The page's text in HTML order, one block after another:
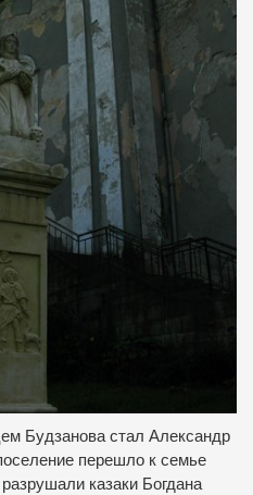
Будзанова стал Александр
перешло к семье
казаки Богдана